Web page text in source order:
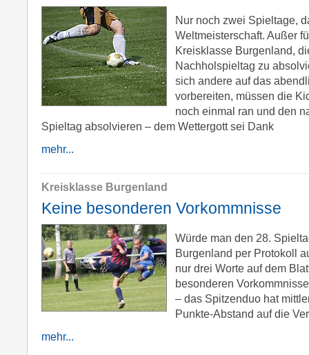
Nur noch zwei Spieltage,
Weltmeisterschaft. Außer
Kreisklasse Burgenland,
Nachholspieltag zu
sich andere auf das
vorbereiten, müssen die
noch einmal ran und den
Spieltag absolvieren – dem Wettergott sei Dank
mehr...
Kreisklasse Burgenland
Keine besonderen Vorkommnisse
Würde man den 28.
Burgenland per Protokoll
nur drei Worte auf dem
besonderen
– das Spitzenduo hat
Punkte-Abstand auf die
mehr...